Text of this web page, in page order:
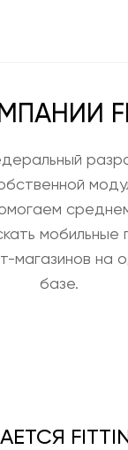
мобильные
магазинов на
базе.